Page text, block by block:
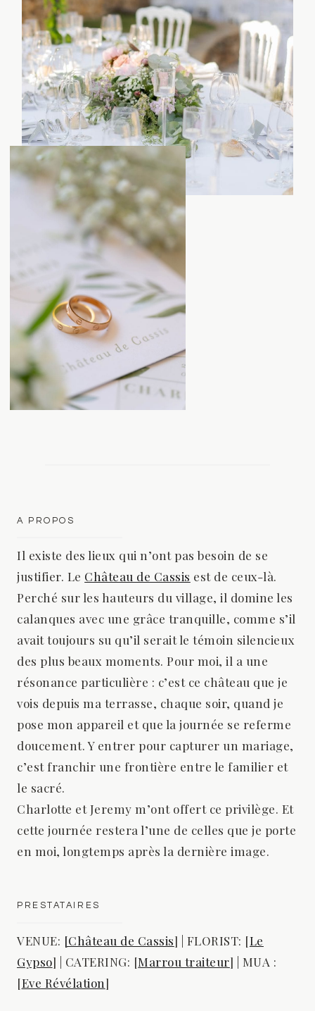
A PROPOS
Il existe des lieux qui n’ont pas besoin de se
justifier. Le Château de Cassis est de ceux-là.
Perché sur les hauteurs du village, il domine les
calanques avec une grâce tranquille, comme s’il
avait toujours su qu’il serait le témoin silencieux
des plus beaux moments. Pour moi, il a une
résonance particulière : c’est ce château que je
vois depuis ma terrasse, chaque soir, quand je
pose mon appareil et que la journée se referme
doucement. Y entrer pour capturer un mariage,
c’est franchir une frontière entre le familier et
le sacré.
Charlotte et Jeremy m’ont offert ce privilège. Et
cette journée restera l’une de celles que je porte
en moi, longtemps après la dernière image.
PRESTATAIRES
VENUE: [Château de Cassis] | FLORIST: [Le
Gypso] | CATERING: [Marrou traiteur] | MUA :
[Eve Révélation]